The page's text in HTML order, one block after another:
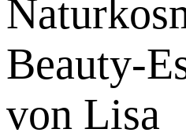
Beauty-
von Lisa